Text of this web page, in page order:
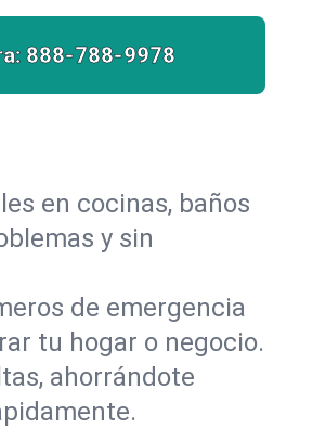
888-788-9978
en cocinas, baños
y sin
de emergencia
tu hogar o negocio.
ahorrándote